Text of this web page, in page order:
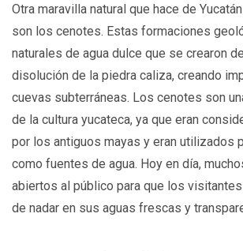
Otra maravilla natural que hace de
son los cenotes. Estas formaciones
naturales de agua dulce que se crearon
disolución de la piedra caliza, creando
cuevas subterráneas. Los cenotes son
de la cultura yucateca, ya que eran
por los antiguos mayas y eran utilizados
como fuentes de agua. Hoy en día,
abiertos al público para que los
de nadar en sus aguas frescas y